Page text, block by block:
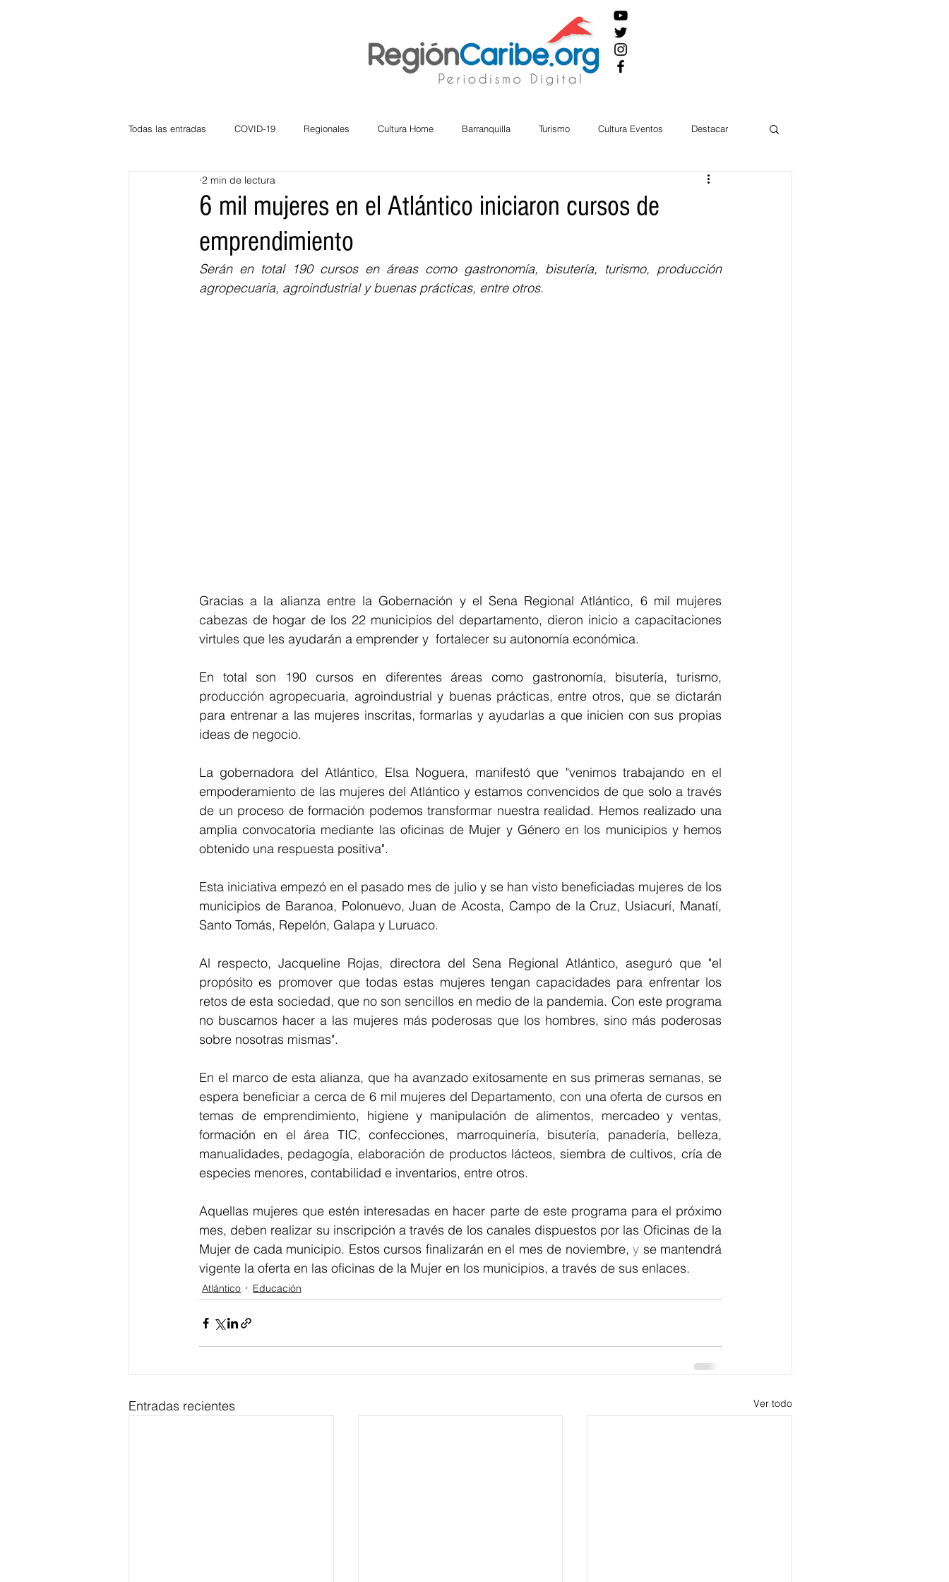
Todas las entradas COVID-19 Regionales Cultura Home Barranquilla Turismo Cultura Eventos Destacar
Atlántico
Bloggeros Hermanos Mayores
Educación BID BIENESTAR AMBIENTAL
6 mil mujeres en el Atlántico iniciaron cursos de
emprendimiento
2 min de lectura
Serán en total 190 cursos en áreas como gastronomía, bisutería, turismo, producción
agropecuaria, agroindustrial y buenas prácticas, entre otros.
Gracias a la alianza entre la Gobernación y el Sena Regional Atlántico, 6 mil mujeres
cabezas de hogar de los 22 municipios del departamento, dieron inicio a capacitaciones
virtules que les ayudarán a emprender y  fortalecer su autonomía económica.
En total son 190 cursos en diferentes áreas como gastronomía, bisutería, turismo,
producción agropecuaria, agroindustrial y buenas prácticas, entre otros, que se dictarán
para entrenar a las mujeres inscritas, formarlas y ayudarlas a que inicien con sus propias
ideas de negocio.
La gobernadora del Atlántico, Elsa Noguera, manifestó que "venimos trabajando en el
empoderamiento de las mujeres del Atlántico y estamos convencidos de que solo a través
de un proceso de formación podemos transformar nuestra realidad. Hemos realizado una
amplia convocatoria mediante las oficinas de Mujer y Género en los municipios y hemos
obtenido una respuesta positiva".
Esta iniciativa empezó en el pasado mes de julio y se han visto beneficiadas mujeres de los
municipios de Baranoa, Polonuevo, Juan de Acosta, Campo de la Cruz, Usiacurí, Manatí,
Santo Tomás, Repelón, Galapa y Luruaco.
Al respecto, Jacqueline Rojas, directora del Sena Regional Atlántico, aseguró que "el
propósito es promover que todas estas mujeres tengan capacidades para enfrentar los
retos de esta sociedad, que no son sencillos en medio de la pandemia. Con este programa
no buscamos hacer a las mujeres más poderosas que los hombres, sino más poderosas
sobre nosotras mismas".
En el marco de esta alianza, que ha avanzado exitosamente en sus primeras semanas, se
espera beneficiar a cerca de 6 mil mujeres del Departamento, con una oferta de cursos en
temas de emprendimiento, higiene y manipulación de alimentos, mercadeo y ventas,
formación en el área TIC, confecciones, marroquinería, bisutería, panadería, belleza,
manualidades, pedagogía, elaboración de productos lácteos, siembra de cultivos, cría de
especies menores, contabilidad e inventarios, entre otros.
Aquellas mujeres que estén interesadas en hacer parte de este programa para el próximo
mes, deben realizar su inscripción a través de los canales dispuestos por las Oficinas de la
Mujer de cada municipio. Estos cursos finalizarán en el mes de noviembre, y se mantendrá
vigente la oferta en las oficinas de la Mujer en los municipios, a través de sus enlaces.
Atlántico Educación
Entradas recientes Ver todo